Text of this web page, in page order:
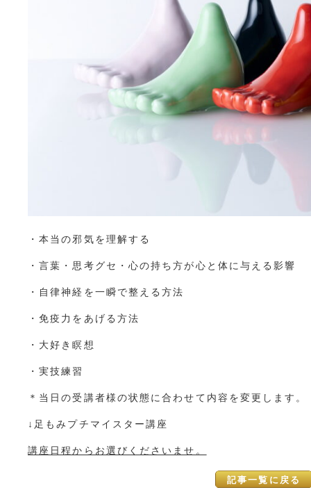
・本当の邪気を理解する
・言葉・思考グセ・心の持ち方が心と体に与える影響
・自律神経を一瞬で整える方法
・免疫力をあげる方法
・大好き瞑想
・実技練習
＊当日の受講者様の状態に合わせて内容を変更します。
↓足もみプチマイスター講座
講座日程からお選びくださいませ。
記事一覧に戻る